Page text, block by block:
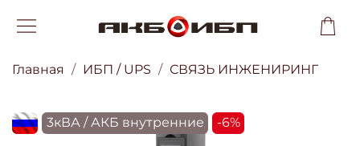
Главная ИБП / UPS СВЯЗЬ ИНЖЕНИРИНГ
flagRU3кВА / АКБ внутренние -6%